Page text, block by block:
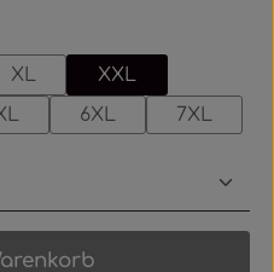
XL
XXL
6XL 7XL
gewünschten Wert